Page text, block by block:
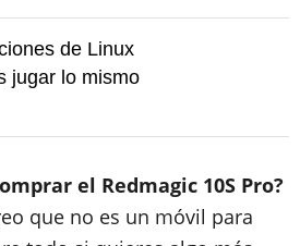
de Linux
jugar lo mismo
el Redmagic 10S Pro?
que no es un móvil para